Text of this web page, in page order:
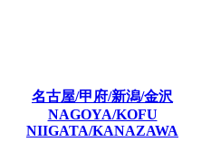
名古屋/甲府/新潟/金沢
NAGOYA/KOFU
NIIGATA/KANAZAWA